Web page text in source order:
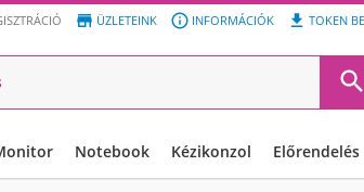
 TOKEN
 INFORMÁCIÓK
 ÜZLETEINK

Notebook Kézikonzol Előrendelés